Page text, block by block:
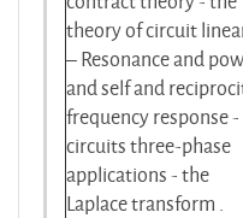
theory of circuit
– Resonance and
and self and
frequency response -
circuits three-phase
applications - the
Laplace transform .